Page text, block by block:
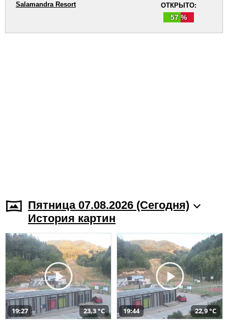
ОТКРЫТО:
57 %
Salamandra Resort
Пятница 07.08.2026 (Cегодня)
История картин
19:27 23,3 °C 19:44 22,9 °C